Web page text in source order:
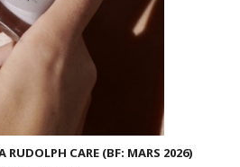
CARE (BF: MARS 2026)